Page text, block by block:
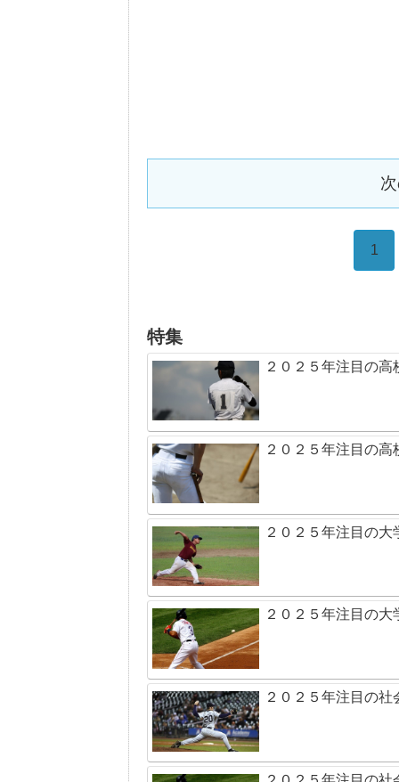
1
特集
２０２５年注目の
２０２５年注目の
２０２５年注目の
２０２５年注目の
２０２５年注目の